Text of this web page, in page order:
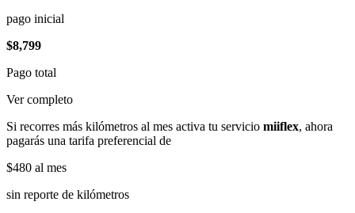
pago inicial
$8,799
Pago total
Ver completo
Si recorres más kilómetros al mes activa tu servicio miiflex, ahora
pagarás una tarifa preferencial de
$480 al mes
sin reporte de kilómetros